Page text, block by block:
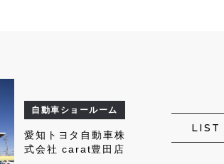
自動車ショールーム
愛知トヨタ自動車株
式会社 carat豊田店
LIST